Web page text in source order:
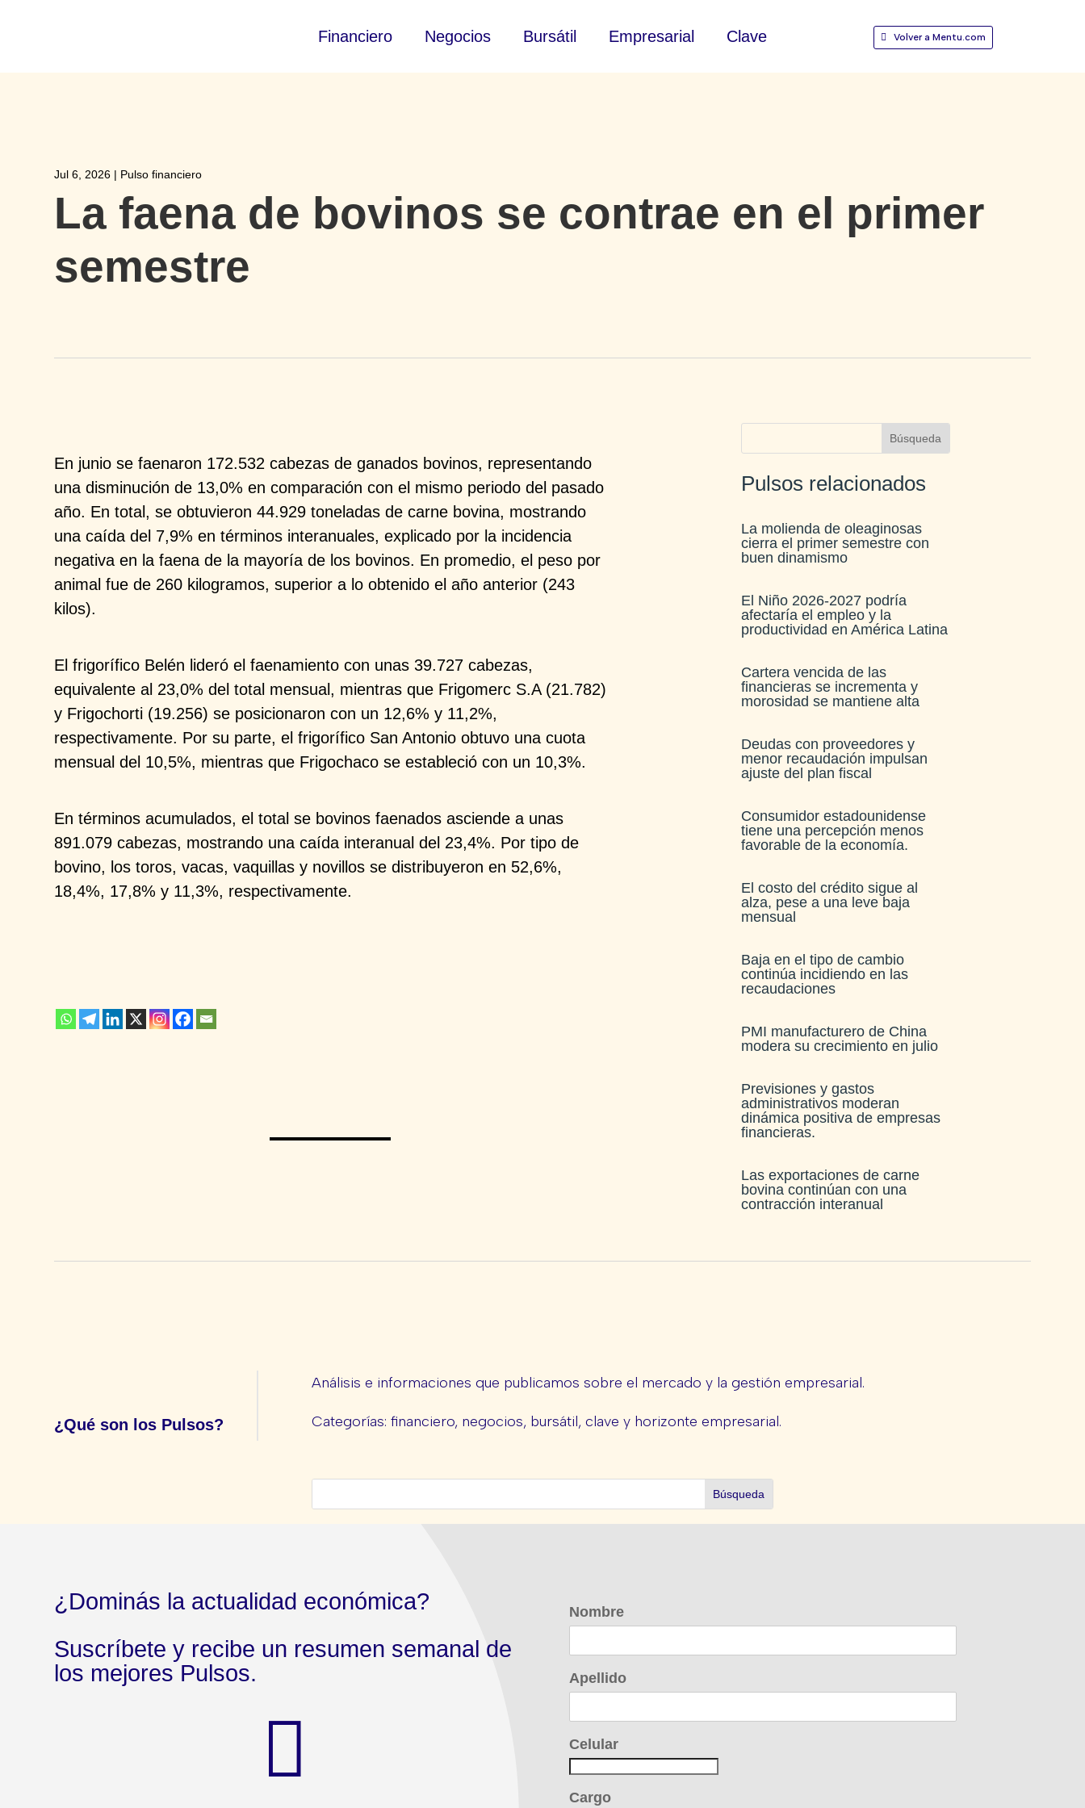
Financiero Negocios Bursátil Empresarial Clave Volver a Mentu.com
Jul 6, 2026 | Pulso financiero
La faena de bovinos se contrae en el primer
semestre
En junio se faenaron 172.532 cabezas de ganados bovinos, representando
una disminución de 13,0% encomparación con el mismo periodo del pasado
año. Entotal, se obtuvieron 44.929 toneladas de carne bovina, mostrando
una caída del 7,9% en términos interanuales, explicado por la incidencia
negativa en lafaena de la mayoría de los bovinos. En promedio, el peso por
animal fue de 260 kilogramos, superior a loobtenido el año anterior (243
kilos).
El frigorífico Belén lideró el faenamiento con unas39.727 cabezas,
equivalente al 23,0% del total mensual, mientras que Frigomerc S.A (21.782)
y Frigochorti (19.256) se posicionaron con un 12,6% y 11,2%,
respectivamente. Por su parte, el frigorífico SanAntonio obtuvo una cuota
mensual del 10,5%, mientrasque Frigochaco se estableció con un 10,3%.
En términos acumulados, el total se bovinos faenadosasciende a unas
891.079 cabezas, mostrando unacaída interanual del 23,4%. Por tipo de
bovino, lostoros, vacas, vaquillas y novillos se distribuyeron en 52,6%,
18,4%, 17,8% y 11,3%, respectivamente.
Pulsos relacionados
La molienda de oleaginosas
cierra el primer semestre con
buen dinamismo​
El Niño 2026-2027 podría
afectaría el empleo y la
productividad en América Latina​
Cartera vencida de las
financieras se incrementa y
morosidad se mantiene alta​
Deudas con proveedores y
menor recaudación impulsan
ajuste del plan fiscal​
Consumidor estadounidense
tiene una percepción menos
favorable de la economía​.
El costo del crédito sigue al
alza, pese a una leve baja
mensual​
Baja en el tipo de cambio
continúa incidiendo en las
recaudaciones​
PMI manufacturero de China
modera su crecimiento en julio​
Previsiones y gastos
administrativos moderan
dinámica positiva de empresas
financieras​.
Las exportaciones de carne
bovina continúan con una
contracción interanual
¿Qué son los Pulsos?
Análisis e informaciones que publicamos sobre el mercado y la gestión empresarial.
Categorías: financiero, negocios, bursátil, clave y horizonte empresarial.
¿Dominás la actualidad económica?
Suscríbete y recibe un resumen semanal de
los mejores Pulsos.

Nombre
Apellido
Celular
Cargo